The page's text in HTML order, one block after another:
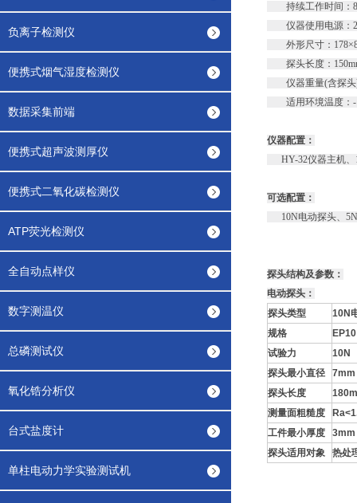
负离子检测仪
便携式烟气湿度检测仪
数据采集前端
便携式超声波测厚仪
便携式二氧化碳检测仪
ATP荧光检测仪
全自动点样仪
数字测温仪
总磷测试仪
氧化锆分析仪
台式盐度计
单柱电动力学实验测试机
持续工作时间：8
仪器使用电源：
外形尺寸：
探头长度：
仪器重量(含探头)
适用环境温度：
仪器配置：
HY-32仪器主机、
可选配置：
10N电动探头、5N
探头结构及参数：
电动探头：
探头类型
10N
规格
EP10
试验力
10N
探头最小直径
7mm
探头长度
测量面粗糙度
工件最小厚度
3mm
探头适用对象
热处